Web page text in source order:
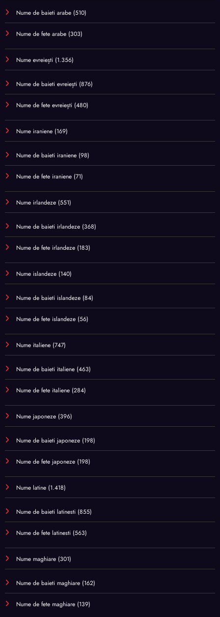
Nume de baieti arabe (510)
Nume de fete arabe (303)
Nume evreiești (1.356)
Nume de baieti evreiești (876)
Nume de fete evreiești (480)
Nume iraniene (169)
Nume de baieti iraniene (98)
Nume de fete iraniene (71)
Nume irlandeze (551)
Nume de baieti irlandeze (368)
Nume de fete irlandeze (183)
Nume islandeze (140)
Nume de baieti islandeze (84)
Nume de fete islandeze (56)
Nume italiene (747)
Nume de baieti italiene (463)
Nume de fete italiene (284)
Nume japoneze (396)
Nume de baieti japoneze (198)
Nume de fete japoneze (198)
Nume latine (1.418)
Nume de baieti latinesti (855)
Nume de fete latinesti (563)
Nume maghiare (301)
Nume de baieti maghiare (162)
Nume de fete maghiare (139)